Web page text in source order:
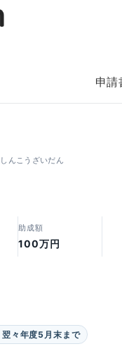
申請
んこうざいだん
助成額
100万円
々年度5月末まで